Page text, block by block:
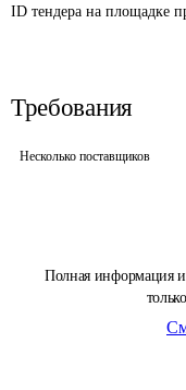
Полная информация и
ID тендера на площадке
Требования
Несколько поставщиков